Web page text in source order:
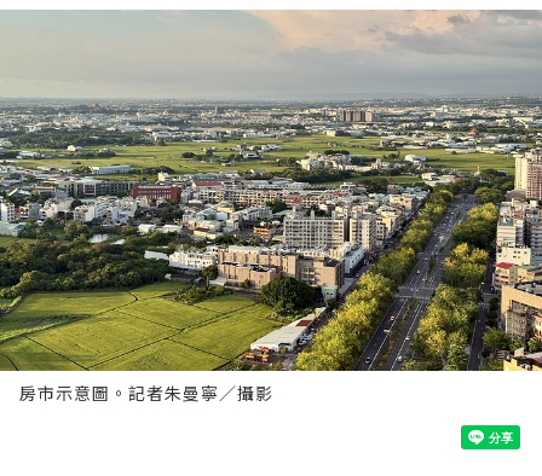
房市示意圖。記者朱曼寧／攝影